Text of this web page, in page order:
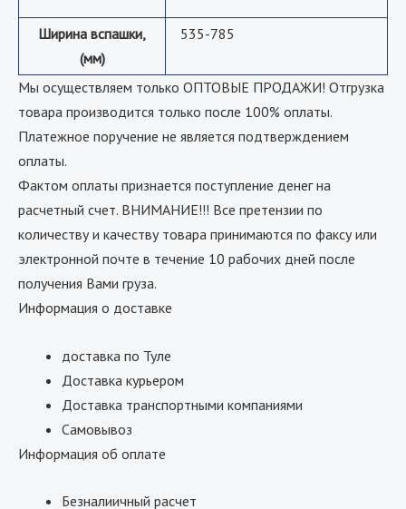
Ширина вспашки,
(мм)
535-785
Мы осуществляем только ОПТОВЫЕ ПРОДАЖИ! Отгрузка
товара производится только после 100% оплаты.
Платежное поручение не является подтверждением
оплаты.
Фактом оплаты признается поступление денег на
расчетный счет. ВНИМАНИЕ!!! Все претензии по
количеству и качеству товара принимаются по факсу или
электронной почте в течение 10 рабочих дней после
получения Вами груза.
Информация о доставке
доставка по Туле
Доставка курьером
Доставка транспортными компаниями
Самовывоз
Информация об оплате
Безналиичный расчет